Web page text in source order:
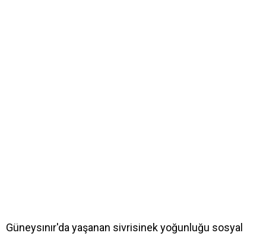
Güneysınır'da yaşanan sivrisinek yoğunluğu sosyal